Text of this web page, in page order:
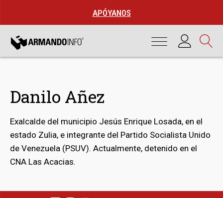
APÓYANOS
Danilo Añez
Exalcalde del municipio Jesús Enrique Losada, en el
estado Zulia, e integrante del Partido Socialista Unido
de Venezuela (PSUV). Actualmente, detenido en el
CNA Las Acacias.